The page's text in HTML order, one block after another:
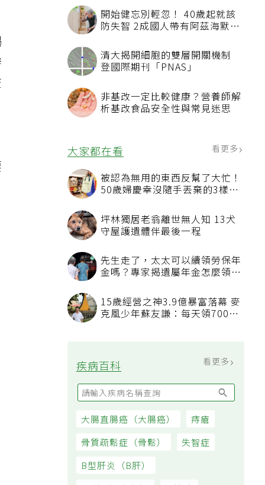
開始健忘別輕忽！ 40歲起就該
防失智 2成國人帶有阿茲海默症
清大揭開細胞的雙層開關機制
登國際期刊「PNAS」
非基改一定比較健康？營養師解
析基改食品安全性與常見迷思
大家都在看
被認為無用的東西反幫了大忙！
50歲婦慶幸沒隨手丟棄的3樣物
坪林獨居老翁離世無人知 13犬
守屋護遺體伴最後一程
先生走了，太太可以續領勞保年
看順位還要看資格
15歲經營之神3.9億暴富落幕 麥
疾病百科